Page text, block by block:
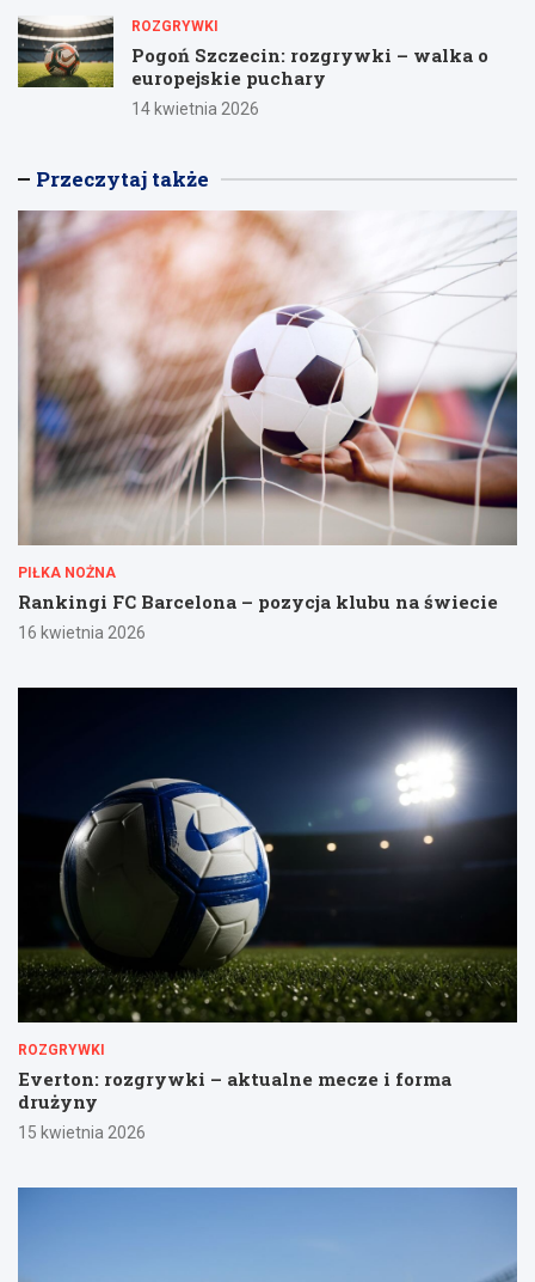
ROZGRYWKI
Pogoń Szczecin: rozgrywki – walka o
europejskie puchary
14 kwietnia 2026
Przeczytaj także
PIŁKA NOŻNA
Rankingi FC Barcelona – pozycja klubu na świecie
16 kwietnia 2026
ROZGRYWKI
Everton: rozgrywki – aktualne mecze i forma
drużyny
15 kwietnia 2026